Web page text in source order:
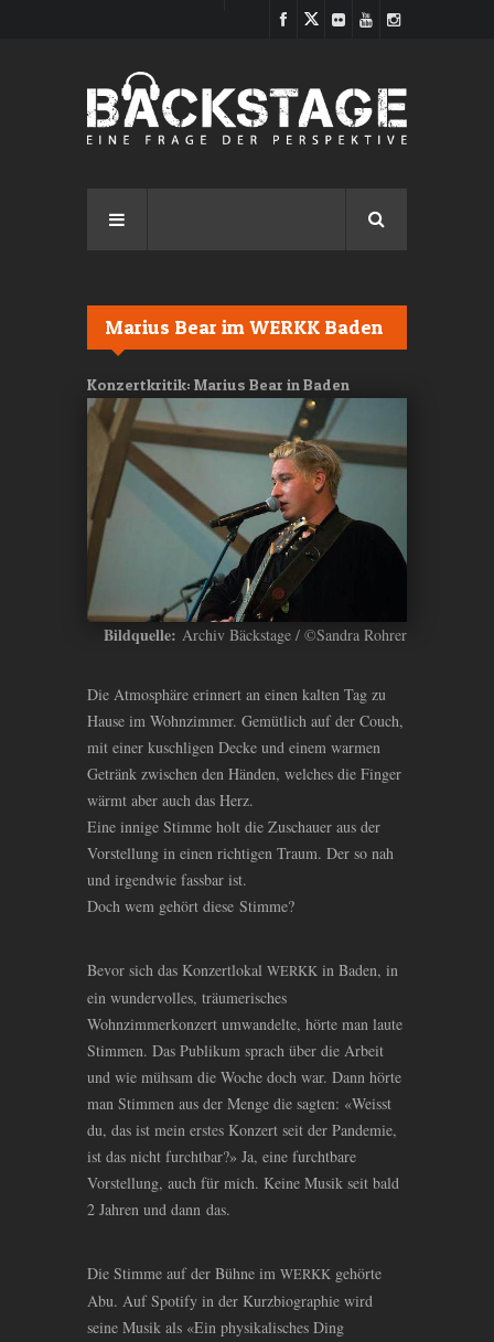
Marius Bear im WERKK Baden
Konzertkritik: Marius Bear in Baden
Bildquelle: Archiv Bäckstage / ©Sandra Rohrer
Die Atmosphäre erinnert an einen kalten Tag zu
Hause im Wohnzimmer. Gemütlich auf der Couch,
mit einer kuschligen Decke und einem warmen
Getränk zwischen den Händen, welches die Finger
wärmt aber auch das Herz.
Eine innige Stimme holt die Zuschauer aus der
Vorstellung in einen richtigen Traum. Der so nah
und irgendwie fassbar ist.
Doch wem gehört diese Stimme?
Bevor sich das Konzertlokal WERKK in Baden, in
ein wundervolles, träumerisches
Wohnzimmerkonzert umwandelte, hörte man laute
Stimmen. Das Publikum sprach über die Arbeit
und wie mühsam die Woche doch war. Dann hörte
man Stimmen aus der Menge die sagten: «Weisst
du, das ist mein erstes Konzert seit der Pandemie,
ist das nicht furchtbar?» Ja, eine furchtbare
Vorstellung, auch für mich. Keine Musik seit bald
2 Jahren und dann das.
Die Stimme auf der Bühne im WERKK gehörte
Abu. Auf Spotify in der Kurzbiographie wird
seine Musik als «Ein physikalisches Ding